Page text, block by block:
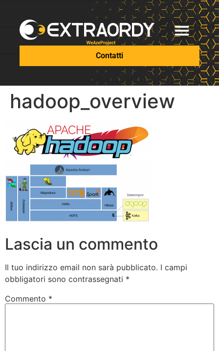
Contatti
hadoop_overview
Lascia un commento
Il tuo indirizzo email non sarà pubblicato. I campi
obbligatori sono contrassegnati *
Commento *